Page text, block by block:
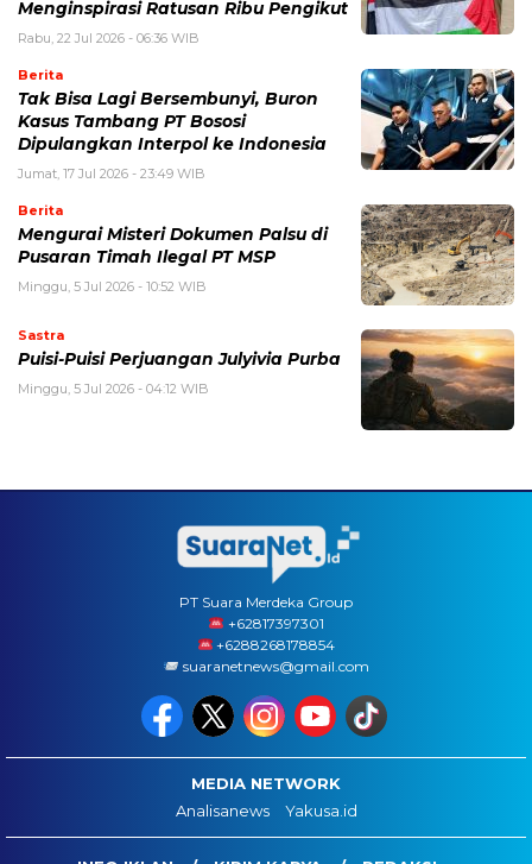
Menginspirasi Ratusan Ribu Pengikut
Rabu, 22 Jul 2026 - 06:36 WIB
Berita
Tak Bisa Lagi Bersembunyi, Buron
Kasus Tambang PT Bososi
Dipulangkan Interpol ke Indonesia
Jumat, 17 Jul 2026 - 23:49 WIB
Berita
Mengurai Misteri Dokumen Palsu di
Pusaran Timah Ilegal PT MSP
Minggu, 5 Jul 2026 - 10:52 WIB
Sastra
Puisi-Puisi Perjuangan Julyivia Purba
Minggu, 5 Jul 2026 - 04:12 WIB
PT Suara Merdeka Group
‪+62817397301
+6288268178854
suaranetnews@gmail.com
MEDIA NETWORK
Analisanews
Yakusa.id